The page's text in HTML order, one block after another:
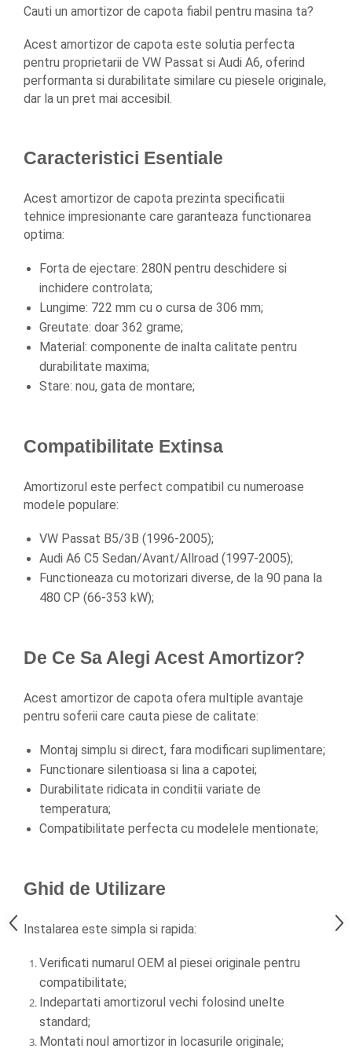
Accesorii Camioane
Lampi si Proiectoare Camion
Marcaje si Echipamente de
Siguranta
Echipamente Electrice si
Echipamente ADR si Utilitare
Uleiuri si Lichide Auto
Aditivi Auto
Aditivi Combustibil
Aditivi Ulei Motor
Aditivi DPF, Sistem Racire si
Servodirectie
Antigel
Spray Curatare Frane
Produse Intretinere si Detailing
Vopsitorie, Chituri si Adezivi
Curatare si Detailing Exterior
Articole Auto Sezoniere
Cabluri Pornire
Produse de Vara
Cauti un amortizor de capota fiabil pentru masina ta?
Acest amortizor de capota este solutia perfecta
pentru proprietarii de VW Passat si Audi A6, oferind
performanta si durabilitate similare cu piesele originale,
dar la un pret mai accesibil.
Caracteristici Esentiale
Acest amortizor de capota prezinta specificatii
tehnice impresionante care garanteaza functionarea
optima:
Forta de ejectare: 280N pentru deschidere si
inchidere controlata;
Lungime: 722 mm cu o cursa de 306 mm;
Greutate: doar 362 grame;
Material: componente de inalta calitate pentru
durabilitate maxima;
Stare: nou, gata de montare;
Compatibilitate Extinsa
Amortizorul este perfect compatibil cu numeroase
modele populare:
VW Passat B5/3B (1996-2005);
Audi A6 C5 Sedan/Avant/Allroad (1997-2005);
Functioneaza cu motorizari diverse, de la 90 pana la
480 CP (66-353 kW);
De Ce Sa Alegi Acest Amortizor?
Acest amortizor de capota ofera multiple avantaje
pentru soferii care cauta piese de calitate:
Montaj simplu si direct, fara modificari suplimentare;
Functionare silentioasa si lina a capotei;
Durabilitate ridicata in conditii variate de
temperatura;
Compatibilitate perfecta cu modelele mentionate;
Ghid de Utilizare
Instalarea este simpla si rapida:
Verificati numarul OEM al piesei originale pentru
compatibilitate;
Indepartati amortizorul vechi folosind unelte
standard;
Montati noul amortizor in locasurile originale;